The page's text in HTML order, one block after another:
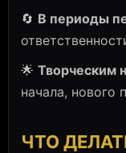
🔄 В периоды
🌟 Творческим
начала, нового
ЧТО